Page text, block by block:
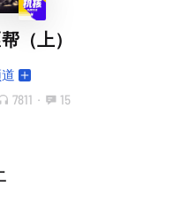
（上）
7811 · 15